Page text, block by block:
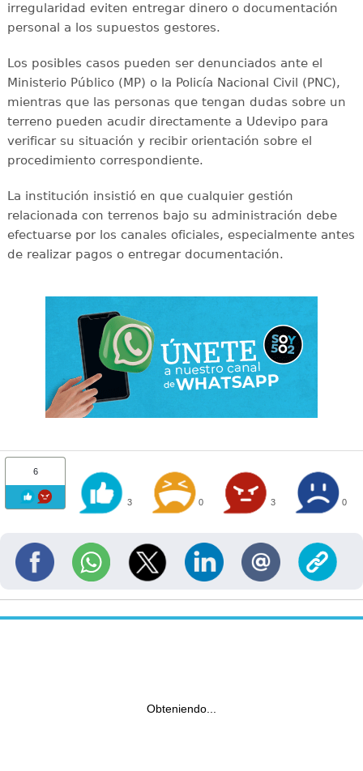
irregularidad eviten entregar dinero o documentación
personal a los supuestos gestores.
Los posibles casos pueden ser denunciados ante el
Ministerio Público (MP) o la Policía Nacional Civil (PNC),
mientras que las personas que tengan dudas sobre un
terreno pueden acudir directamente a Udevipo para
verificar su situación y recibir orientación sobre el
procedimiento correspondiente.
La institución insistió en que cualquier gestión
relacionada con terrenos bajo su administración debe
efectuarse por los canales oficiales, especialmente antes
de realizar pagos o entregar documentación.
6
3 0 3 0
Obteniendo...